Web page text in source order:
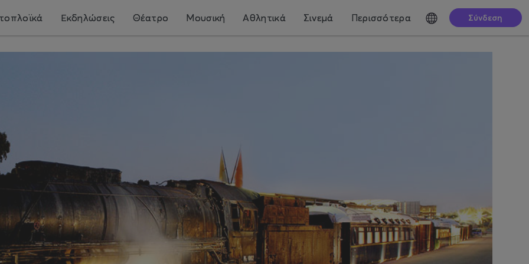
Εκδηλώσεις Θέατρο Μουσική Αθλητικά Σινεμά Περισσότερα Σύνδεση